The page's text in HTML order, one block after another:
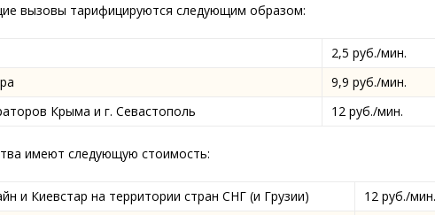
вызовы тарифицируются следующим образом:
2,5 руб./мин.
9,9 руб./мин.
Крыма и г. Севастополь
12 руб./мин.
имеют следующую стоимость:
и Киевстар на территории стран СНГ (и Грузии)
12 руб./мин.